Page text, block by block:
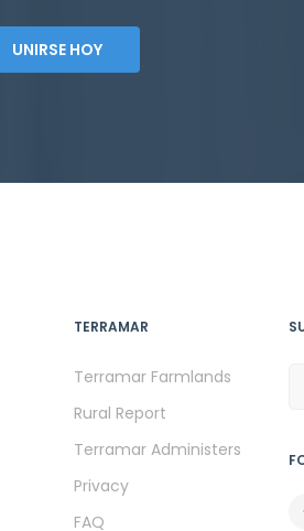
UNIRSE HOY
TERRAMAR
Terramar Farmlands
Rural Report
Terramar Administers
Privacy
FAQ